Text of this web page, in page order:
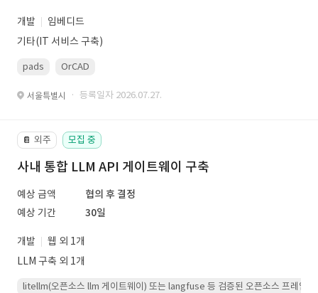
개발
임베디드
기타(IT 서비스 구축)
pads OrCAD
서울특별시 · 등록일자 2026.07.27.
📔 외주 모집 중
사내 통합 LLM API 게이트웨이 구축
예상 금액
협의 후 결정
예상 기간
30일
개발
웹 외 1개
LLM 구축 외 1개
litellm(오픈소스 llm 게이트웨이) 또는 langfuse 등 검증된 오픈소스 프레임워